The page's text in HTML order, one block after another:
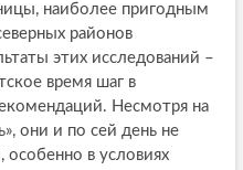
наиболее пригодным
районов
этих исследований –
время шаг в
Несмотря на
они и по сей день не
особенно в условиях